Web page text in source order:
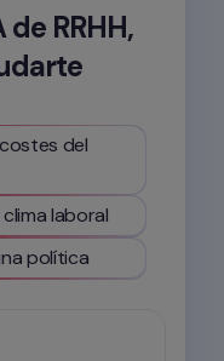
RRHH,
del
laboral
política